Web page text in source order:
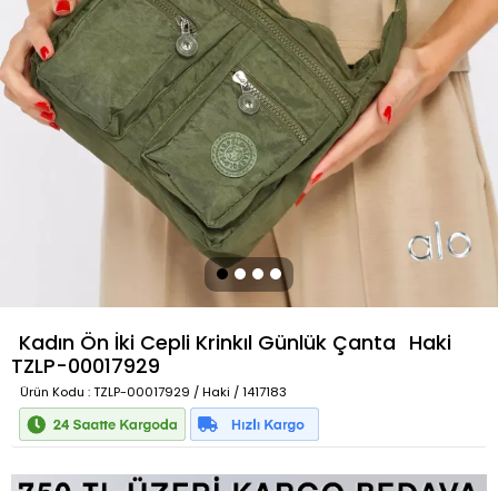
Kadın Ön İki Cepli Krinkıl Günlük Çanta Haki
TZLP-00017929
Ürün Kodu : TZLP-00017929 / Haki / 1417183